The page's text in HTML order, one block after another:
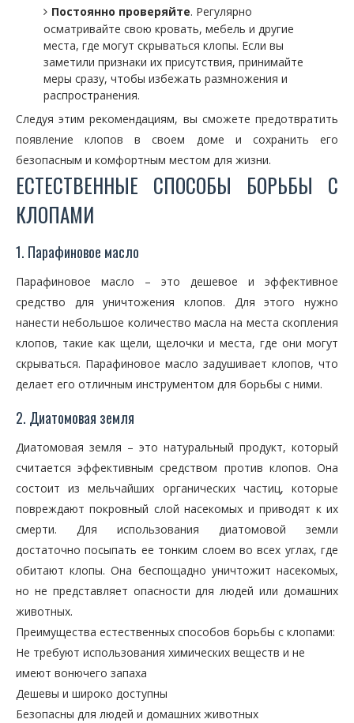
Постоянно проверяйте. Регулярно
осматривайте свою кровать, мебель и другие
места, где могут скрываться клопы. Если вы
заметили признаки их присутствия, принимайте
меры сразу, чтобы избежать размножения и
распространения.
Следуя этим рекомендациям, вы сможете предотвратить
появление клопов в своем доме и сохранить его
безопасным и комфортным местом для жизни.
ЕСТЕСТВЕННЫЕ СПОСОБЫ БОРЬБЫ С
КЛОПАМИ
1. Парафиновое масло
Парафиновое масло – это дешевое и эффективное
средство для уничтожения клопов. Для этого нужно
нанести небольшое количество масла на места скопления
клопов, такие как щели, щелочки и места, где они могут
скрываться. Парафиновое масло задушивает клопов, что
делает его отличным инструментом для борьбы с ними.
2. Диатомовая земля
Диатомовая земля – это натуральный продукт, который
считается эффективным средством против клопов. Она
состоит из мельчайших органических частиц, которые
повреждают покровный слой насекомых и приводят к их
смерти. Для использования диатомовой земли
достаточно посыпать ее тонким слоем во всех углах, где
обитают клопы. Она беспощадно уничтожит насекомых,
но не представляет опасности для людей или домашних
животных.
Преимущества естественных способов борьбы с клопами:
Не требуют использования химических веществ и не
имеют вонючего запаха
Дешевы и широко доступны
Безопасны для людей и домашних животных